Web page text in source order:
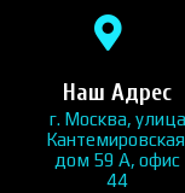
Наш Адрес
г. Москва, улица
дом 59 А, офис
44